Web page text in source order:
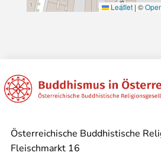
Leaflet | ©
Österreichische Buddhistische
Fleischmarkt 16